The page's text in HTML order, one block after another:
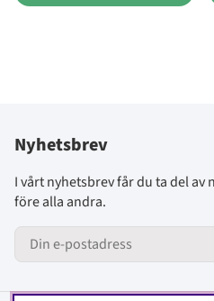
Nyhetsbrev
I vårt nyhetsbrev får du ta del
före alla andra.